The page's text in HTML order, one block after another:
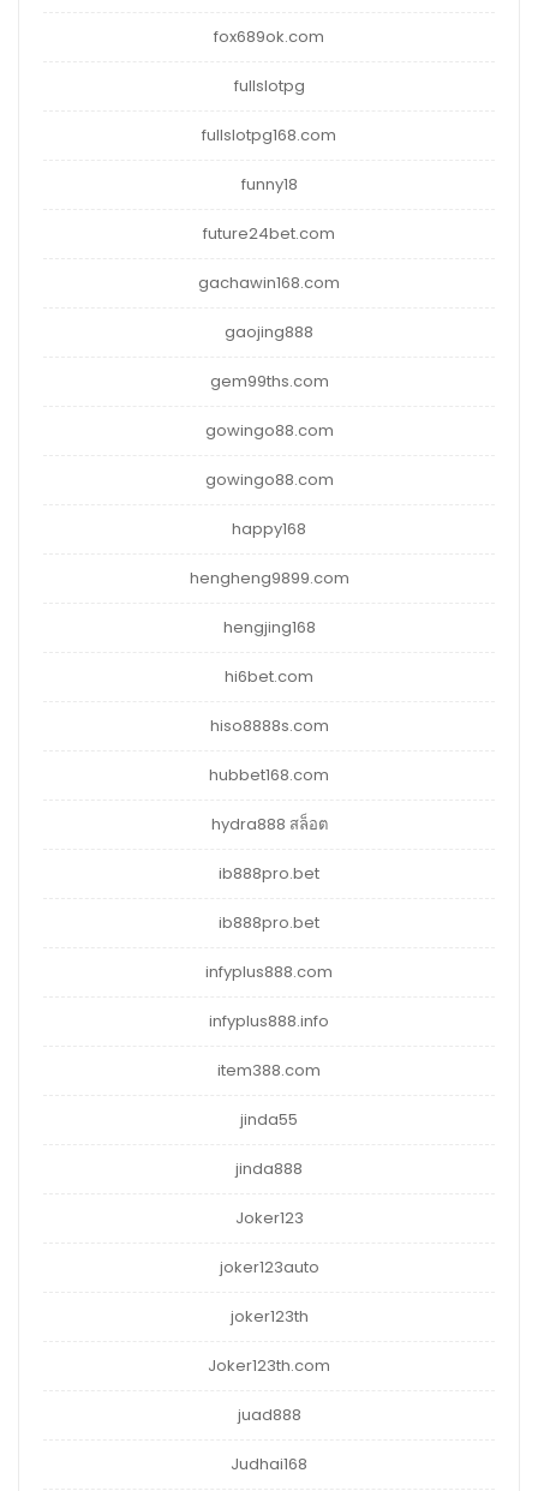
fox689ok.com
fullslotpg
fullslotpg168.com
funny18
future24bet.com
gachawin168.com
gaojing888
gem99ths.com
gowingo88.com
gowingo88.com
happy168
hengheng9899.com
hengjing168
hi6bet.com
hiso8888s.com
hubbet168.com
hydra888 สล็อต
ib888pro.bet
ib888pro.bet
infyplus888.com
infyplus888.info
item388.com
jinda55
jinda888
Joker123
joker123auto
joker123th
Joker123th.com
juad888
Judhai168